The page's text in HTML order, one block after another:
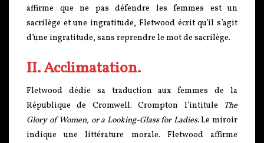
affirme que ne pas défendre les femmes est un
sacrilège et une ingratitude, Fletwood écrit qu’il s’agit
d’une ingratitude, sans reprendre le mot de sacrilège.
II. Acclimatation.
Fletwood dédie sa traduction aux femmes de la
République de Cromwell. Crompton l’intitule
The
Glory of Women, or a Looking-Glass for Ladies. Le miroir
indique une littérature morale. Fletwood affirme